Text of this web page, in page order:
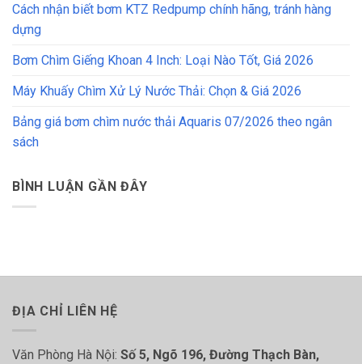
Cách nhận biết bơm KTZ Redpump chính hãng, tránh hàng
dựng
Bơm Chìm Giếng Khoan 4 Inch: Loại Nào Tốt, Giá 2026
Máy Khuấy Chìm Xử Lý Nước Thải: Chọn & Giá 2026
Bảng giá bơm chìm nước thải Aquaris 07/2026 theo ngân
sách
BÌNH LUẬN GẦN ĐÂY
ĐỊA CHỈ LIÊN HỆ
Văn Phòng Hà Nội: Số 5, Ngõ 196, Đường Thạch Bàn,